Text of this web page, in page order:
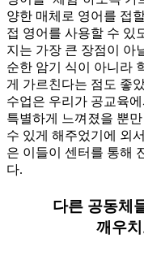
양한 매체로 영어를 접
접 영어를 사용할 수 있
지는 가장 큰 장점이 아
순한 암기 식이 아니라
게 가르친다는 점도 좋
수업은 우리가 공교육
특별하게 느껴졌을 뿐
수 있게 해주었기에 외
은 이들이 센터를 통해
다.
다른 공동체
깨우